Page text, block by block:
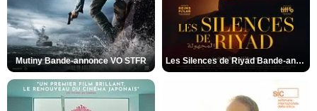
Mutiny Bande-annonce VO STFR Les Silences de Riyad Bande-annonce VO STFR